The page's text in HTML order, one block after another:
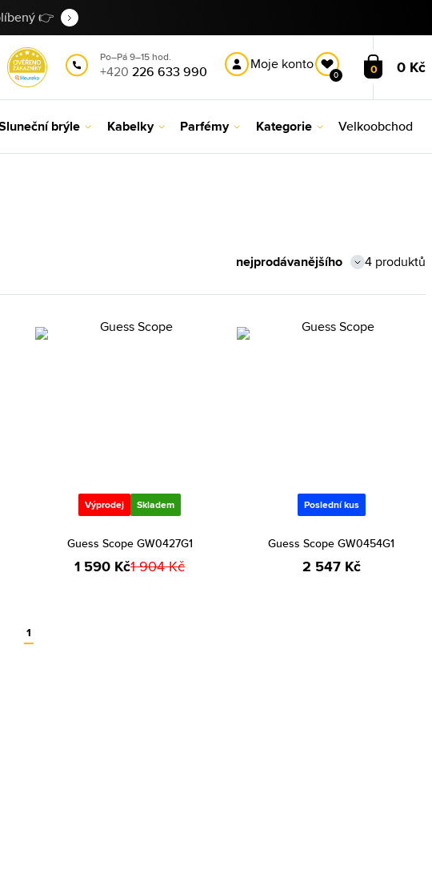
👉
Po–Pá 9–15 hod.
+420 226 633 990 Moje konto
0 0 0 Kč
brýle Kabelky Parfémy Kategorie Velkoobchod
4 produktů
Výprodej Skladem
Guess Scope GW0427G1
1 590 Kč1 904 Kč
Poslední kus
Guess Scope GW0454G1
2 547 Kč
1